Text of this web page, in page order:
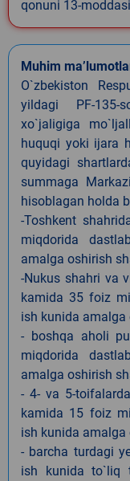
qonuni 13-
Muhim
O`zbekiston
yildagi PF-
xo`jaligiga
huquqi yoki ijara
quyidagi
summaga
hisoblagan holda
-Toshkent
miqdorida
amalga oshirish
-Nukus shahri va
kamida 35 foiz
ish kunida
- boshqa aholi
miqdorida
amalga oshirish
- 4- va 5-
kamida 15 foiz
ish kunida
- barcha turdagi
ish kunida to`liq